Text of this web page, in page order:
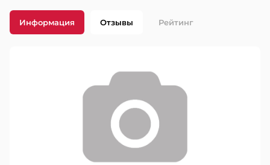
Информация Отзывы Рейтинг